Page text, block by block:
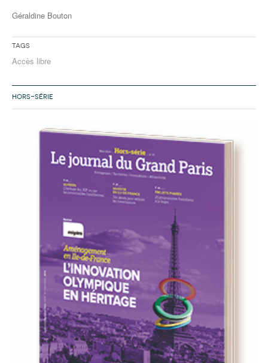
Géraldine Bouton
Tags
Accès libre
HORS-SÉRIE